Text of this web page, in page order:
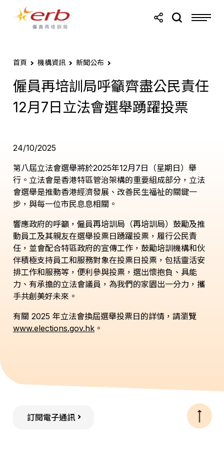
跳轉至主要內容
首頁 機構資訊 新聞公布
僱員再培訓局呼籲齊盡公民責任
12月7日立法會選舉踴躍投票
24/10/2025
第八屆立法會選舉將於2025年12月7日（星期日）舉
行。立法會是香港特區管治架構的重要組成部分，立法
會選舉是推動香港經濟發展、改善民生福祉的關鍵一
步，與每一位市民息息相關。
響應政府的呼籲，僱員再培訓局（再培訓局）鼓勵及推
動員工及其親友在選舉投票日踴躍投票，履行公民責
任，並會配合特區政府的宣傳工作，鼓勵培訓機構和伙
伴積極支持員工和服務對象在投票日投票，包括靈活安
排工作和服務等，便利參與投票，選出懷抱負、具能
力、有承擔的立法會議員，為我們的家園出一分力，攜
手共創美好未來。
有關 2025 年立法會換屆選舉投票日的詳情，請瀏覽
www.elections.gov.hk 。
訂閱電子通訊